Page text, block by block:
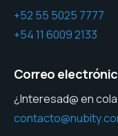
+52 55 5025 7777
+54 11 6009 2133
Correo
¿Interesad@ en